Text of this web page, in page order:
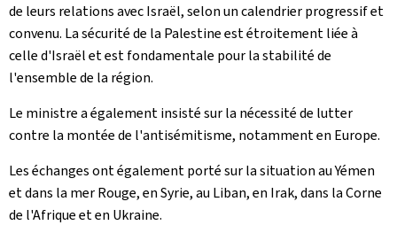
de leurs relations avec Israël, selon un calendrier progressif et
convenu. La sécurité de la Palestine est étroitement liée à
celle d'Israël et est fondamentale pour la stabilité de
l'ensemble de la région.
Le ministre a également insisté sur la nécessité de lutter
contre la montée de l'antisémitisme, notamment en Europe.
Les échanges ont également porté sur la situation au Yémen
et dans la mer Rouge, en Syrie, au Liban, en Irak, dans la Corne
de l'Afrique et en Ukraine.